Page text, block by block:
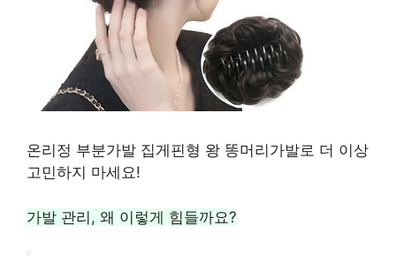
온리정 부분가발 집게핀형 왕 똥머리가발로 더 이상
고민하지 마세요!
가발 관리, 왜 이렇게 힘들까요?